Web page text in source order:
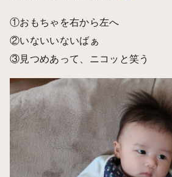
①おもちゃを右から左へ
②いないいないばぁ
③見つめあって、ニコッと笑う